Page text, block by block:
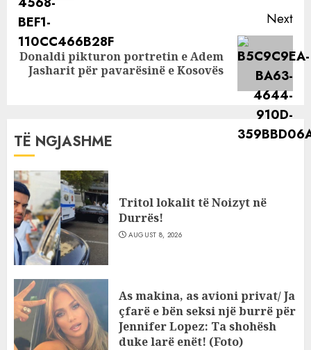
Next
Next
post:
Donaldi pikturon portretin e Adem
Jasharit për pavarësinë e Kosovës
TË NGJASHME
Tritol lokalit të Noizyt në
Durrës!
AUGUST 8, 2026
As makina, as avioni privat/ Ja
çfarë e bën seksi një burrë për
Jennifer Lopez: Ta shohësh
duke larë enët! (Foto)